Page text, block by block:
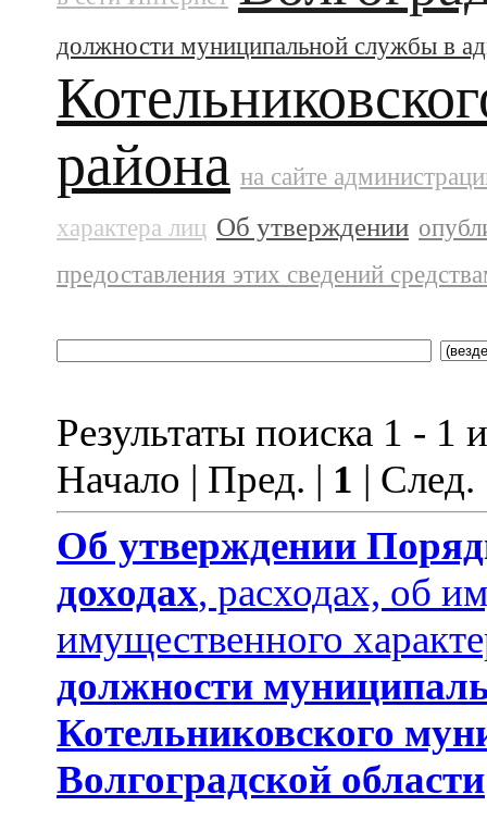
должности муниципальной службы в
района на сайте
характера лиц Об утверждении
предоставления этих сведений
Результаты поиска 1 - 1
Начало | Пред. | 1 |
Об утверждении
доходах, расходах, об
имущественного
должности
Котельниковского
Волгоградской области